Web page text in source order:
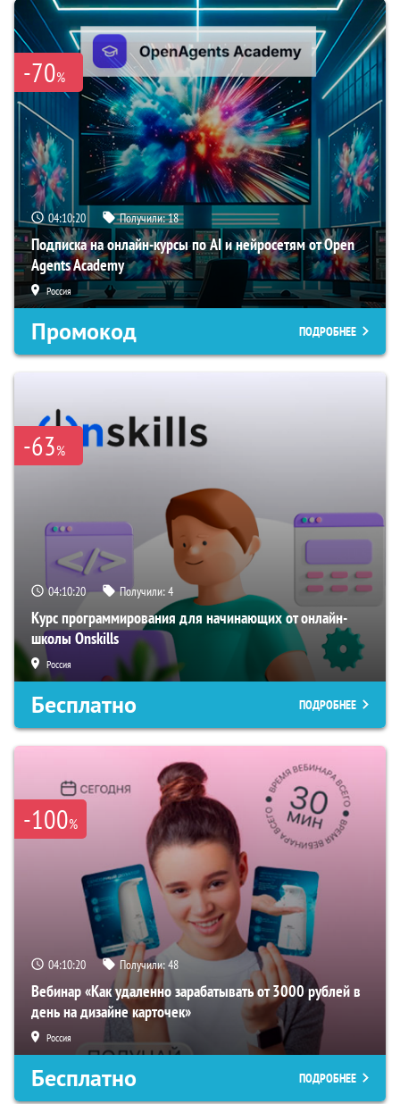
-70%
04:10:19 Получили:18
Подписка на онлайн-курсы по AI и нейросетям от Open
Agents Academy
Россия
Промокод ПОДРОБНЕЕ
-63%
04:10:19 Получили:4
Курс программирования для начинающих от онлайн-
школы Onskills
Россия
Бесплатно ПОДРОБНЕЕ
-100%
04:10:19 Получили:48
Вебинар «Как удаленно зарабатывать от 3000 рублей в
день на дизайне карточек»
Россия
Бесплатно ПОДРОБНЕЕ